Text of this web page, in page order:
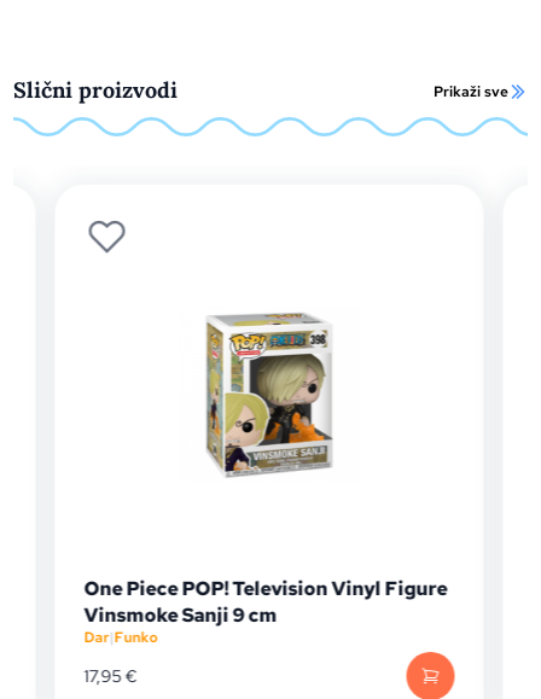
Slični proizvodi Prikaži sve
One Piece POP! Television Vinyl Figure
Vinsmoke Sanji 9 cm
Dar|Funko
17,95€